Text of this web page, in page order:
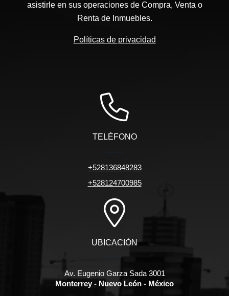
asistirle en sus operaciones de Compra, Venta o
Renta de Inmuebles.
Políticas de privacidad
TELÉFONO
+528136848283
+528124700985
UBICACIÓN
Av. Eugenio Garza Sada 3001
Monterrey - Nuevo León - México